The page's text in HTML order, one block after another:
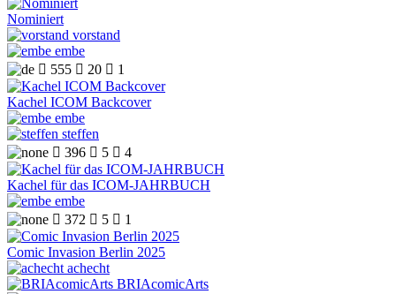
Nominiert
vorstand
embe
 555  20  1
Kachel ICOM Backcover
embe
steffen
 396  5  4
Kachel für das ICOM-JAHRBUCH
embe
 372  5  1
Comic Invasion Berlin 2025
achecht
BRIAcomicArts